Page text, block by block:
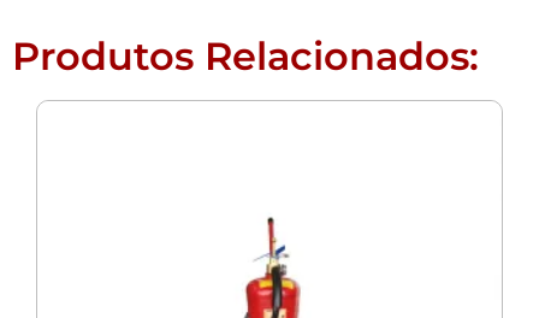
Produtos Relacionados: